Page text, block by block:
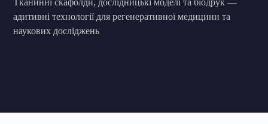
Тканинні скафолди, дослідницькі моделі та біодрук —
адитивні технології для регенеративної медицини та
наукових досліджень